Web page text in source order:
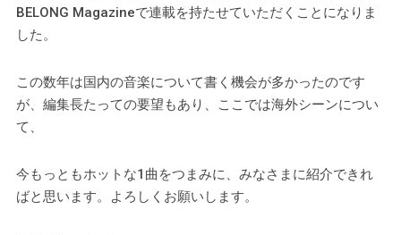
BELONG Magazineで連載を持たせていただくことになりま
した。
この数年は国内の音楽について書く機会が多かったのです
が、編集長たっての要望もあり、ここでは海外シーンについ
て、
今もっともホットな1曲をつまみに、みなさまに紹介できれ
ばと思います。よろしくお願いします。